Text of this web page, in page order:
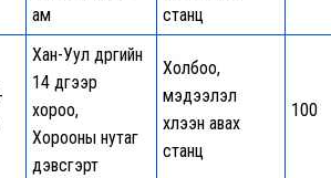
ам
станц
Хан-Уул дүүргийн
14 дүгээр
хороо,
Хорооны нутаг
дэвсгэрт
Холбоо,
мэдээлэл
хүлээн авах
станц
100